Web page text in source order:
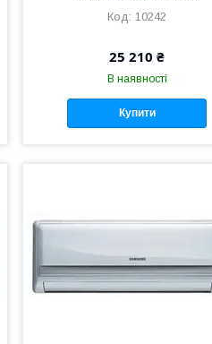
10242
25 210 ₴
В наявності
Купити